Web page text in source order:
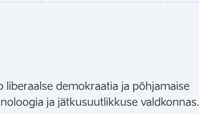
liberaalse demokraatia ja põhjamaise
ja jätkusuutlikkuse valdkonnas.